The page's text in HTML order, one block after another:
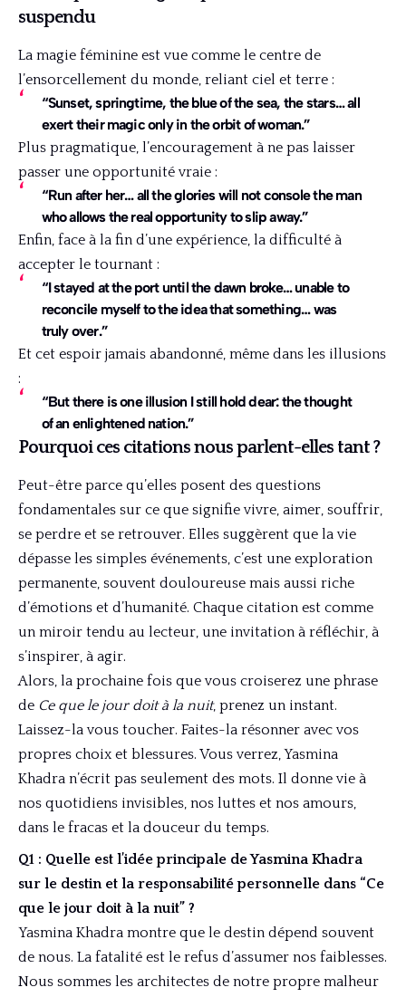
suspendu
La magie féminine est vue comme le centre de
l’ensorcellement du monde, reliant ciel et terre :
“Sunset, springtime, the blue of the sea, the stars… all
exert their magic only in the orbit of woman.”
Plus pragmatique, l’encouragement à ne pas laisser
passer une opportunité vraie :
“Run after her… all the glories will not console the man
who allows the real opportunity to slip away.”
Enfin, face à la fin d’une expérience, la difficulté à
accepter le tournant :
“I stayed at the port until the dawn broke… unable to
reconcile myself to the idea that something… was
truly over.”
Et cet espoir jamais abandonné, même dans les illusions
:
“But there is one illusion I still hold dear: the thought
of an enlightened nation.”
Pourquoi ces citations nous parlent-elles tant ?
Peut-être parce qu’elles posent des questions
fondamentales sur ce que signifie vivre, aimer, souffrir,
se perdre et se retrouver. Elles suggèrent que la vie
dépasse les simples événements, c’est une exploration
permanente, souvent douloureuse mais aussi riche
d’émotions et d’humanité. Chaque citation est comme
un miroir tendu au lecteur, une invitation à réfléchir, à
s’inspirer, à agir.
Alors, la prochaine fois que vous croiserez une phrase
de Ce que le jour doit à la nuit, prenez un instant.
Laissez-la vous toucher. Faites-la résonner avec vos
propres choix et blessures. Vous verrez, Yasmina
Khadra n’écrit pas seulement des mots. Il donne vie à
nos quotidiens invisibles, nos luttes et nos amours,
dans le fracas et la douceur du temps.
Q1 : Quelle est l’idée principale de Yasmina Khadra
sur le destin et la responsabilité personnelle dans “Ce
que le jour doit à la nuit” ?
Yasmina Khadra montre que le destin dépend souvent
de nous. La fatalité est le refus d’assumer nos faiblesses.
Nous sommes les architectes de notre propre malheur